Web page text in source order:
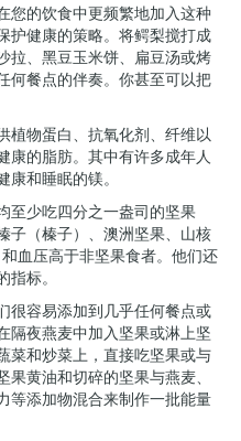
您的饮食中更频繁地加入这种
护健康的策略。将鳄梨搅打成
拉、黑豆玉米饼、扁豆汤或烤
何餐点的伴奏。你甚至可以把
植物蛋白、抗氧化剂、纤维以
康的脂肪。其中有许多成年人
和睡眠的镁。
至少吃四分之一盎司的坚果
（榛子）、澳洲坚果、山核
血压高于非坚果食者。他们还
标。
很容易添加到几乎任何餐点或
隔夜燕麦中加入坚果或淋上坚
菜和炒菜上，直接吃坚果或与
黄油和切碎的坚果与燕麦、
等添加物混合来制作一批能量